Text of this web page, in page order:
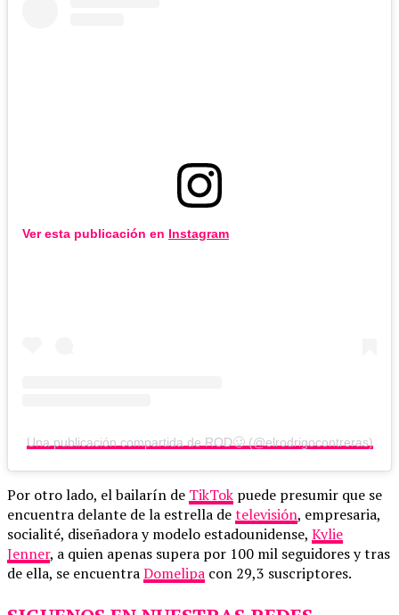
Ver esta publicación en Instagram
Una publicación compartida de ROD🥴 (@elrodrigocontreras)
Por otro lado, el bailarín de TikTok puede presumir que se
encuentra delante de la estrella detelevisión, empresaria,
socialité, diseñadora y modelo estadounidense, Kylie
Jenner, a quien apenas supera por 100 mil seguidores y tras
de ella, se encuentraDomelipa con 29,3 suscriptores.